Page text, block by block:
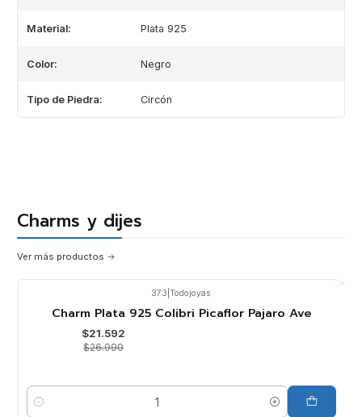
Material: Plata 925
Color: Negro
Tipo de Piedra: Circón
Charms y dijes
Ver más productos
373 Todojoyas
Charm Plata 925 Colibri Picaflor Pajaro Ave
$21.592
$26.990
Cantidad